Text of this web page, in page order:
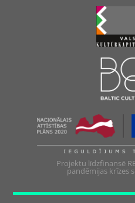
Projektu līdzfinansē
pandēmijas krīzes